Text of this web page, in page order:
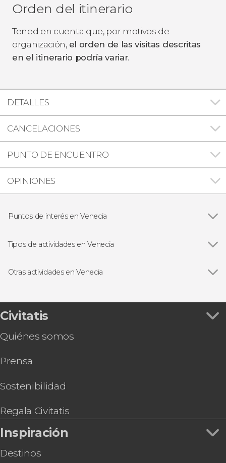
Orden del itinerario
Tened en cuenta que, por motivos de
organización, el orden de las visitas descritas
en el itinerario podría variar.
DETALLES
CANCELACIONES
PUNTO DE ENCUENTRO
OPINIONES
Puntos de interés en Venecia
Basílica de San Marcos
Puente de Rialto
Tipos de actividades en Venecia
Excursiones de un día
Otras actividades en Venecia
la iglesia de la Piedad
Entrada al Teatro La Fenice
Transporte privado en barco entre el
Subida al campanario de San Marcos +
Entrada al Palacio de las Prisiones con audioguía
Barco entre la estación de Santa Lucía y la plaza
de San Marcos
Entrada al Museo Interactivo de Leonardo da
Cena de lujo con espectáculo de cabaret en
Civitatis
Quiénes somos
Prensa
Sostenibilidad
Regala Civitatis
Inspiración
Destinos